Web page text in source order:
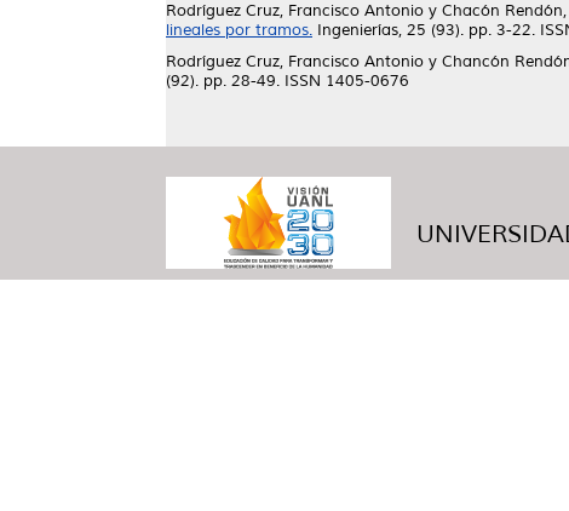
Rodríguez Cruz, Francisco Antonio y Chacón
lineales por tramos. Ingenierías, 25 (93). pp. 3-22.
Rodríguez Cruz, Francisco Antonio y Chancón
(92). pp. 28-49. ISSN 1405-0676